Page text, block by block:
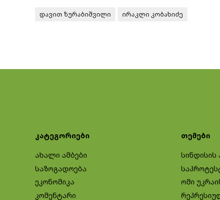
დავით ზურაბიშვილი ირაკლი კობახიძე
კატეგორიები
ახალი ამბები
საზოგადოება
ეკონომიკა
კომენტარი
თემები
სინდისის
ომი